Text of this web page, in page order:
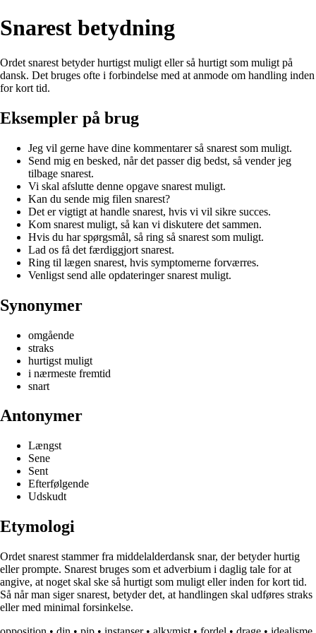
Snarest betydning
Ordet snarest betyder hurtigst muligt eller så hurtigt som muligt på
dansk. Det bruges ofte i forbindelse med at anmode om handling inden
for kort tid.
Eksempler på brug
Jeg vil gerne have dine kommentarer så snarest som muligt.
Send mig en besked, når det passer dig bedst, så vender jeg
tilbage snarest.
Vi skal afslutte denne opgave snarest muligt.
Kan du sende mig filen snarest?
Det er vigtigt at handle snarest, hvis vi vil sikre succes.
Kom snarest muligt, så kan vi diskutere det sammen.
Hvis du har spørgsmål, så ring så snarest som muligt.
Lad os få det færdiggjort snarest.
Ring til lægen snarest, hvis symptomerne forværres.
Venligst send alle opdateringer snarest muligt.
Synonymer
omgående
straks
hurtigst muligt
i nærmeste fremtid
snart
Antonymer
Længst
Sene
Sent
Efterfølgende
Udskudt
Etymologi
Ordet snarest stammer fra middelalderdansk snar, der betyder hurtig
eller prompte. Snarest bruges som et adverbium i daglig tale for at
angive, at noget skal ske så hurtigt som muligt eller inden for kort tid.
Så når man siger snarest, betyder det, at handlingen skal udføres straks
eller med minimal forsinkelse.